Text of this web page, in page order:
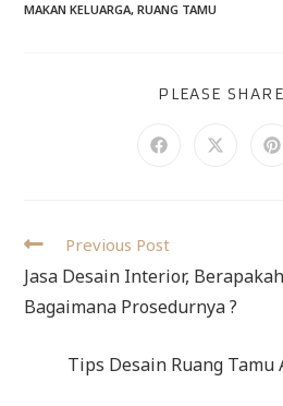
MAKAN KELUARGA, RUANG TAMU
PLEASE
Previous Post
Jasa Desain Interior,
Bagaimana Prosedurnya ?
Tips Desain Ruang